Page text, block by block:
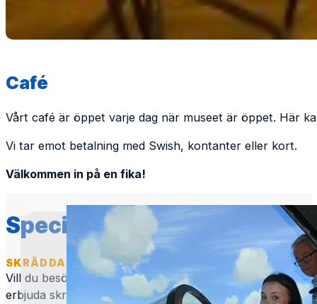
Café
Vårt café är öppet varje dag när museet är öppet. Här
Vi tar emot betalning med Swish, kontanter eller kort.
Välkommen in på en fika!
Specialevenemang
SKRÄDDARSY DIN UPPLEVELSE
Vill du besöka museet på ett sätt som passar just dig
erbjuda skräddarsydda besök med olika möjligheter för